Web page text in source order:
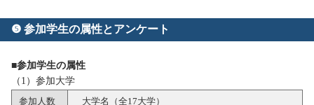
❺ 参加学生の属性とアンケート
■参加学生の属性
（1）参加大学
参加人数 大学名（全17大学）